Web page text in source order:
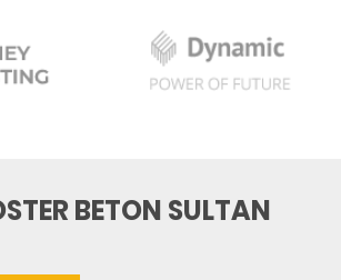
BETON SULTAN